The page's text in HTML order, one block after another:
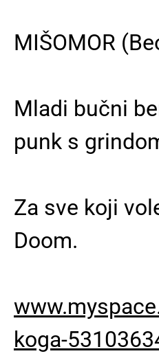
MIŠOMOR
Mladi bučni
punk s
Za sve koji
Doom.
koga-